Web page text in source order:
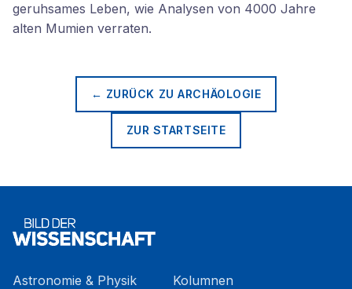
geruhsames Leben, wie Analysen von 4000 Jahre
alten Mumien verraten.
← ZURÜCK ZUARCHÄOLOGIE
ZUR STARTSEITE
Astronomie & Physik
Kolumnen